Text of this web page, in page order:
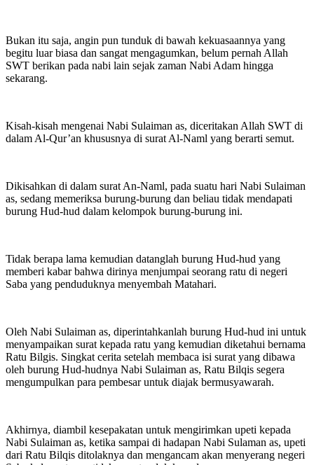
Bukan itu saja, angin pun tunduk di bawah kekuasaannya yang
begitu luar biasa dan sangat mengagumkan, belum pernah Allah
SWT berikan pada nabi lain sejak zaman Nabi Adam hingga
sekarang.
Kisah-kisah mengenai Nabi Sulaiman as, diceritakan Allah SWT di
dalam Al-Qur’an khususnya di surat Al-Naml yang berarti semut.
Dikisahkan di dalam surat An-Naml, pada suatu hari Nabi Sulaiman
as, sedang memeriksa burung-burung dan beliau tidak mendapati
burung Hud-hud dalam kelompok burung-burung ini.
Tidak berapa lama kemudian datanglah burung Hud-hud yang
memberi kabar bahwa dirinya menjumpai seorang ratu di negeri
Saba yang penduduknya menyembah Matahari.
Oleh Nabi Sulaiman as, diperintahkanlah burung Hud-hud ini untuk
menyampaikan surat kepada ratu yang kemudian diketahui bernama
Ratu Bilgis. Singkat cerita setelah membaca isi surat yang dibawa
oleh burung Hud-hudnya Nabi Sulaiman as, Ratu Bilqis segera
mengumpulkan para pembesar untuk diajak bermusyawarah.
Akhirnya, diambil kesepakatan untuk mengirimkan upeti kepada
Nabi Sulaiman as, ketika sampai di hadapan Nabi Sulaman as, upeti
dari Ratu Bilqis ditolaknya dan mengancam akan menyerang negeri